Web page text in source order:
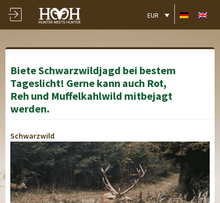
EUR
Biete Schwarzwildjagd bei bestem
Tageslicht! Gerne kann auch Rot,
Reh und Muffelkahlwild mitbejagt
werden.
Schwarzwild